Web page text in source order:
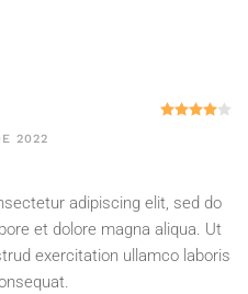
2022
adipiscing elit, sed do
et dolore magna aliqua. Ut
exercitation ullamco laboris